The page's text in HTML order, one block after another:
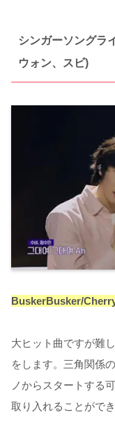
シンガーソングラ
ウォン、スビ)
BuskerBusker/
大ヒット曲ですが難
をします。三角関係
ノからスタートする
取り入れることができ